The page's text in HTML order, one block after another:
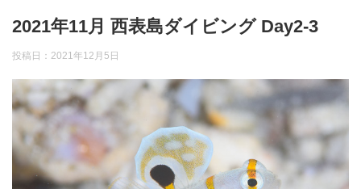
2021年11月 西表島ダイビング Day2-3
投稿日： 2021年12月5日